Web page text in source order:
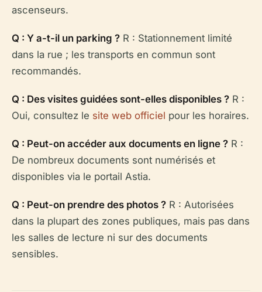
ascenseurs.
Q : Y a-t-il un parking ? R : Stationnement limité
dans la rue ; les transports en commun sont
recommandés.
Q : Des visites guidées sont-elles disponibles ? R :
Oui, consultez le site web officiel pour les horaires.
Q : Peut-on accéder aux documents en ligne ? R :
De nombreux documents sont numérisés et
disponibles via le portail Astia.
Q : Peut-on prendre des photos ? R : Autorisées
dans la plupart des zones publiques, mais pas dans
les salles de lecture ni sur des documents
sensibles.